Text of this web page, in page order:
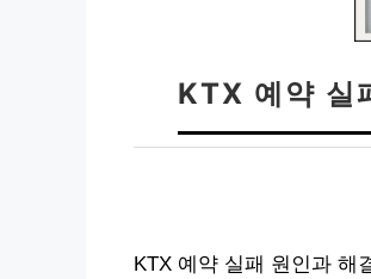
KTX 예약 실
KTX 예약 실패 원인과 해